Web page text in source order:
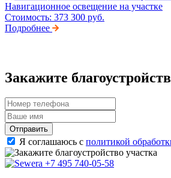
Навигационное освещение на участке
Стоимость: 373 300 руб.
Подробнее
Закажите
Отправить
Я соглашаюсь с политикой
+7 495 740-05-58